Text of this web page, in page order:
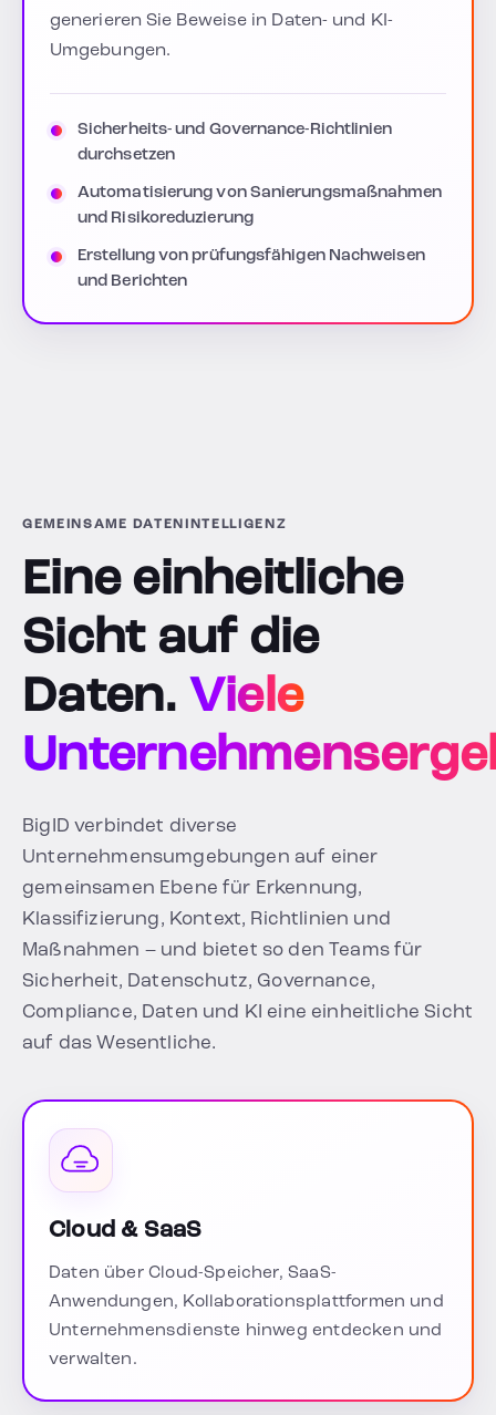
generieren Sie Beweise in Daten- und KI-
Umgebungen.
Sicherheits- und Governance-Richtlinien
durchsetzen
Automatisierung von Sanierungsmaßnahmen
und Risikoreduzierung
Erstellung von prüfungsfähigen Nachweisen
und Berichten
GEMEINSAME DATENINTELLIGENZ
Eine einheitliche
Sicht auf die
Daten. Viele
BigID verbindet diverse
Unternehmensumgebungen auf einer
gemeinsamen Ebene für Erkennung,
Klassifizierung, Kontext, Richtlinien und
Maßnahmen – und bietet so den Teams für
Sicherheit, Datenschutz, Governance,
Compliance, Daten und KI eine einheitliche Sicht
auf das Wesentliche.
Cloud & SaaS
Daten über Cloud-Speicher, SaaS-
Anwendungen, Kollaborationsplattformen und
Unternehmensdienste hinweg entdecken und
verwalten.